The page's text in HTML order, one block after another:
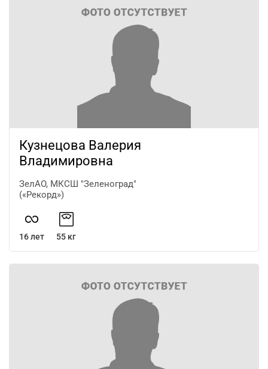
Кузнецова Валерия
Владимировна
ЗелАО, МКСШ "Зеленоград"
(«Рекорд»)
16 лет 55 кг